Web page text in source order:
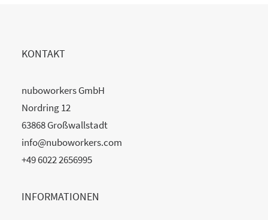
KONTAKT
nuboworkers GmbH
Nordring 12
63868 Großwallstadt
info@nuboworkers.com
+49 6022 2656995
INFORMATIONEN